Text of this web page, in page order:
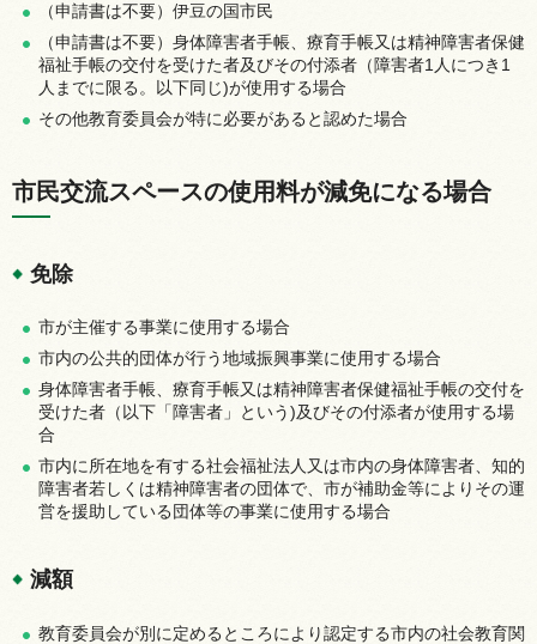
（申請書は不要）伊豆の国市民
（申請書は不要）身体障害者手帳、療育手帳又は精神障害者保健
福祉手帳の交付を受けた者及びその付添者（障害者1人につき1
人までに限る。以下同じ)が使用する場合
その他教育委員会が特に必要があると認めた場合
市民交流スペースの使用料が減免になる場合
免除
市が主催する事業に使用する場合
市内の公共的団体が行う地域振興事業に使用する場合
身体障害者手帳、療育手帳又は精神障害者保健福祉手帳の交付を
受けた者（以下「障害者」という)及びその付添者が使用する場
合
市内に所在地を有する社会福祉法人又は市内の身体障害者、知的
障害者若しくは精神障害者の団体で、市が補助金等によりその運
営を援助している団体等の事業に使用する場合
減額
教育委員会が別に定めるところにより認定する市内の社会教育関